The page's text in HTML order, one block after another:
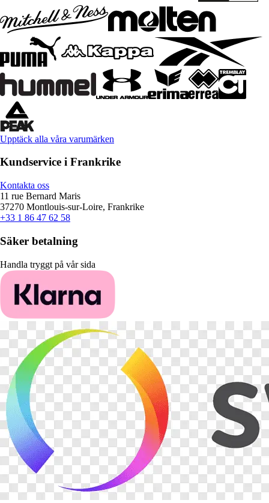
Upptäck alla våra varumärken
Kundservice i Frankrike
Kontakta oss
11 rue Bernard Maris
37270 Montlouis-sur-Loire, Frankrike
+33 1 86 47 62 58
Säker betalning
Handla tryggt på vår sida